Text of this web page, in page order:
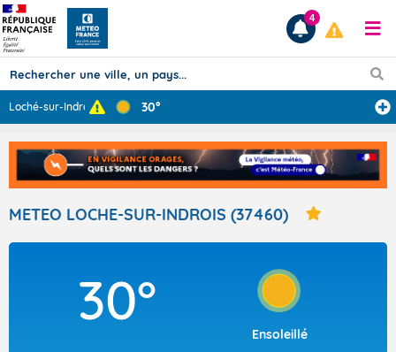
Prévisions
TOUS LES RÉSULTATS
Articles
4
Loché-sur-Indro ... 30°
METEO LOCHE-SUR-INDROIS (37460)
30°
Ensoleillé